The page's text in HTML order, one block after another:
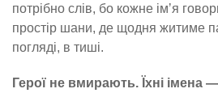
потрібно слів, бо кожне імʼя
простір шани, де щодня житиме
погляді, в тиші.
Герої не вмирають. Їхні імена